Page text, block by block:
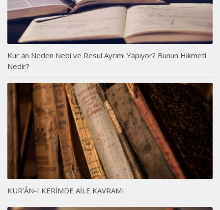
Kur an Neden Nebi ve Resul Ayrımı Yapıyor? Bunun Hikmeti
Nedir?
KUR’ÂN-I KERİMDE AİLE KAVRAMI